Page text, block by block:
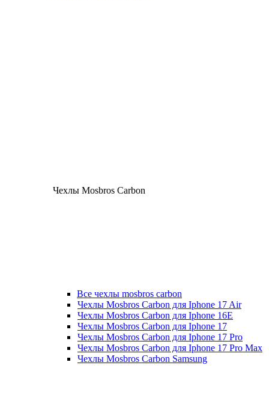
Чехлы Mosbros Carbon
Все чехлы mosbros carbon
Чехлы Mosbros Carbon для Iphone 17 Air
Чехлы Mosbros Carbon для Iphone 16E
Чехлы Mosbros Carbon для Iphone 17
Чехлы Mosbros Carbon для Iphone 17 Pro
Чехлы Mosbros Carbon для Iphone 17 Pro Max
Чехлы Mosbros Carbon Samsung